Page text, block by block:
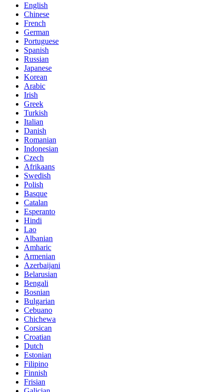
English
Chinese
French
German
Portuguese
Spanish
Russian
Japanese
Korean
Arabic
Irish
Greek
Turkish
Italian
Danish
Romanian
Indonesian
Czech
Afrikaans
Swedish
Polish
Basque
Catalan
Esperanto
Hindi
Lao
Albanian
Amharic
Armenian
Azerbaijani
Belarusian
Bengali
Bosnian
Bulgarian
Cebuano
Chichewa
Corsican
Croatian
Dutch
Estonian
Filipino
Finnish
Frisian